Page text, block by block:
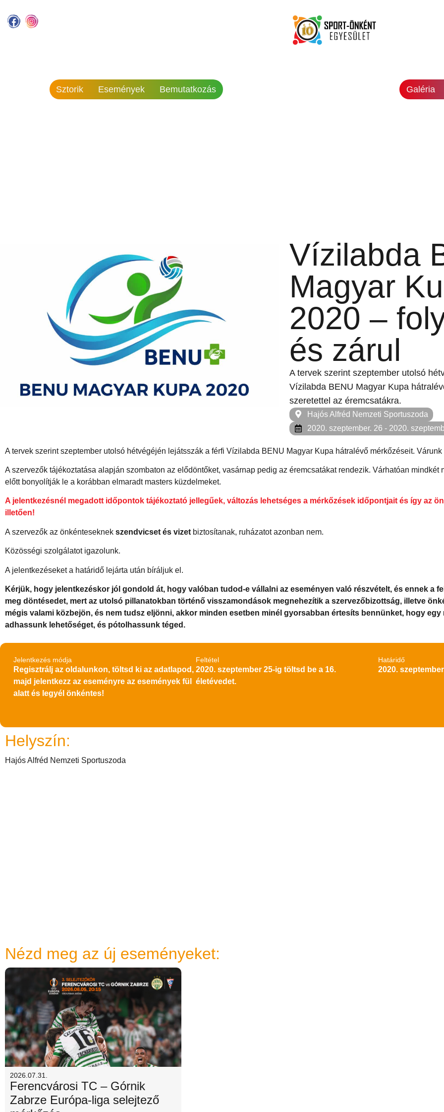
Sztorik Események Bemutatkozás Galéria
Vízilabda
Magyar
2020 –
és zárul
A tervek szerint szeptember utolsó
Vízilabda BENU Magyar Kupa
szeretettel az éremcsatákra.
Hajós Alfréd Nemzeti Sportuszoda
2020. szeptember. 26 - 2020.
A tervek szerint szeptember utolsó hétvégéjén lejátsszák a férfi Vízilabda BENU Magyar Kupa hátralévő mérkőzéseit.
A szervezők tájékoztatása alapján szombaton az elődöntőket, vasárnap pedig az éremcsatákat rendezik. Várhatóan mindkét
előtt bonyolítják le a korábban elmaradt masters küzdelmeket.
A jelentkezésnél megadott időpontok tájékoztató jellegűek, változás lehetséges a mérkőzések időpontjait és így az
illetően!
A szervezők az önkénteseknek szendvicset és vizet biztosítanak, ruházatot azonban nem.
Közösségi szolgálatot igazolunk.
A jelentkezéseket a határidő lejárta után bíráljuk el.
Kérjük, hogy jelentkezéskor jól gondold át, hogy valóban tudod-e vállalni az eseményen való részvételt, és ennek a
meg döntésedet, mert az utolsó pillanatokban történő visszamondások megnehezítik a szervezőbizottság, illetve
mégis valami közbejön, és nem tudsz eljönni, akkor minden esetben minél gyorsabban értesíts bennünket, hogy
adhassunk lehetőséget, és pótolhassunk téged.
Jelentkezés módja
Regisztrálj az oldalunkon, töltsd ki az adatlapod,
majd jelentkezz az eseményre az események fül
alatt és legyél önkéntes!
Feltétel
2020. szeptember 25-ig töltsd be a 16.
életévedet.
Határidő
2020.
Helyszín:
Hajós Alfréd Nemzeti Sportuszoda
Nézd meg az új eseményeket:
2026.07.31.
Ferencvárosi TC – Górnik
Zabrze Európa-liga selejtező